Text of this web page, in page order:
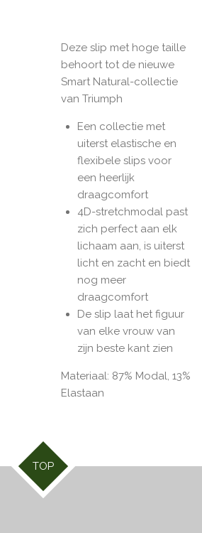
Deze slip met hoge taille
behoort tot de nieuwe
Smart Natural-collectie
van Triumph
Een collectie met
uiterst elastische en
flexibele slips voor
een heerlijk
draagcomfort
4D-stretchmodal past
zich perfect aan elk
lichaam aan, is uiterst
licht en zacht en biedt
nog meer
draagcomfort
De slip laat het figuur
van elke vrouw van
zijn beste kant zien
Materiaal: 87% Modal, 13%
Elastaan
TOP